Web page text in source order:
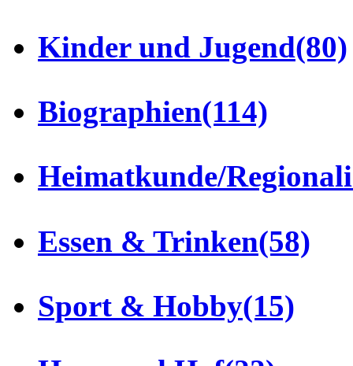
Kinder und Jugend(80)
Biographien(114)
Heimatkunde/
Essen & Trinken(58)
Sport & Hobby(15)